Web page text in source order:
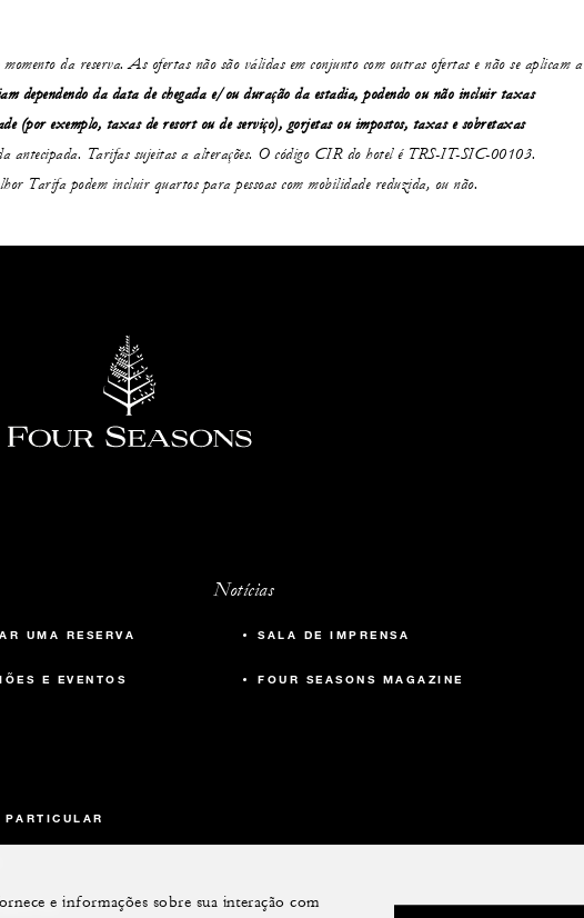
da reserva. As ofertas não são válidas em conjunto com outras ofertas e não se aplicam a
dependendo da data de chegada e/ou duração da estadia,podendo ou não incluir taxas
(por exemplo, taxas de resort ou de serviço), gorjetas ou impostos, taxas e sobretaxas
antecipada. Tarifas sujeitas a alterações. O código CIR do hotel é TRS-IT-SIC-00103.
Tarifa podem incluir quartos para pessoas com mobilidade reduzida, ou não.
UMA RESERVA
E EVENTOS
Notícias
SALA DE IMPRENSA
FOUR SEASONS MAGAZINE
e informações sobre sua interação com